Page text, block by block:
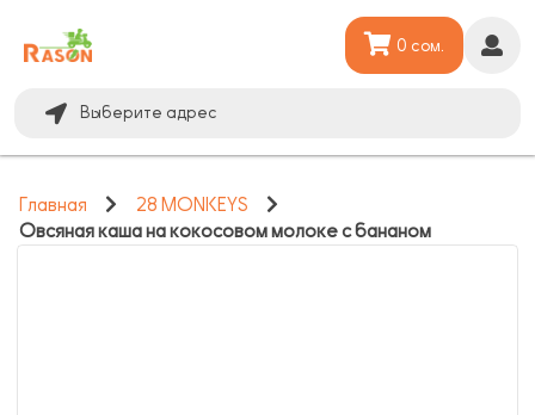
Выберите адрес
0 сом.
Главная
28 MONKEYS
Овсяная каша на кокосовом молоке с бананом